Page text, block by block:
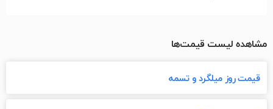
مشاهده لیست قیمت‌ها
قیمت روز میلگرد و تسمه